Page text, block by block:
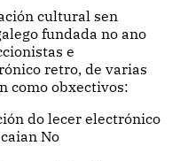
cultural sen
fundada no ano
e
retro, de varias
como obxectivos:
do lecer electrónico
No